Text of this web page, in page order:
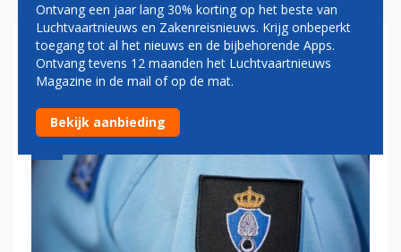
VERDACHTE ZEDENMISDRIJF
OP SCHIPHOL OPGEPAKT
Ontvang een jaar lang 30% korting op het beste van
Luchtvaartnieuws en Zakenreisnieuws. Krijg onbeperkt
toegang tot al het nieuws en de bijbehorende Apps.
Ontvang tevens 12 maanden het Luchtvaartnieuws
Magazine in de mail of op de mat.
Bekijk aanbieding